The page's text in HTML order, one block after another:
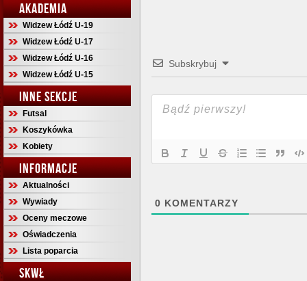
AKADEMIA
Widzew Łódź U-19
Widzew Łódź U-17
Widzew Łódź U-16
Widzew Łódź U-15
INNE SEKCJE
Futsal
Koszykówka
Kobiety
INFORMACJE
Aktualności
Wywiady
Oceny meczowe
Oświadczenia
Lista poparcia
SKWŁ
Subskrybuj
0 KOMENTARZY